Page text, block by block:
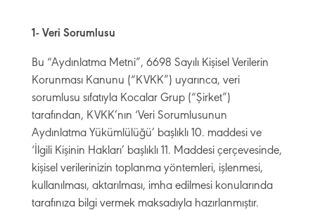
1- Veri Sorumlusu
Bu “Aydınlatma Metni”, 6698 Sayılı Kişisel Verilerin
Korunması Kanunu (“KVKK”) uyarınca, veri
sorumlusu sıfatıyla Kocalar Grup (“Şirket”)
tarafından, KVKK’nın ‘Veri Sorumlusunun
Aydınlatma Yükümlülüğü’ başlıklı 10. maddesi ve
‘İlgili Kişinin Hakları’ başlıklı 11. Maddesi çerçevesinde,
kişisel verilerinizin toplanma yöntemleri, işlenmesi,
kullanılması, aktarılması, imha edilmesi konularında
tarafınıza bilgi vermek maksadıyla hazırlanmıştır.